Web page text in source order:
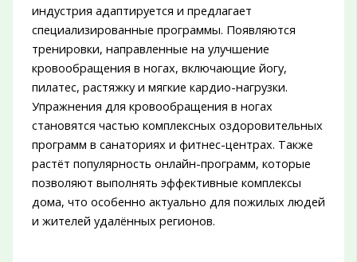
индустрия адаптируется и предлагает
специализированные программы. Появляются
тренировки, направленные на улучшение
кровообращения в ногах, включающие йогу,
пилатес, растяжку и мягкие кардио-нагрузки.
Упражнения для кровообращения в ногах
становятся частью комплексных оздоровительных
программ в санаториях и фитнес-центрах. Также
растёт популярность онлайн-программ, которые
позволяют выполнять эффективные комплексы
дома, что особенно актуально для пожилых людей
и жителей удалённых регионов.